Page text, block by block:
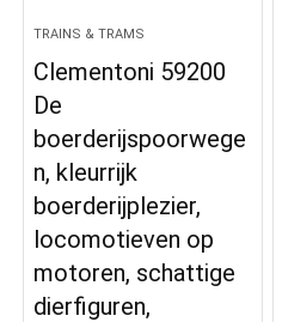
TRAINS & TRAMS
Clementoni 59200
De
boerderijspoorwege
n, kleurrijk
boerderijplezier,
locomotieven op
motoren, schattige
dierfiguren,